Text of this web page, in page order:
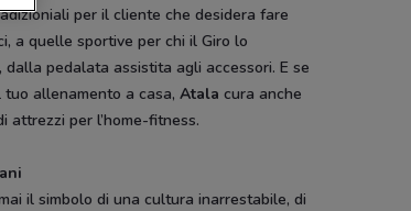
per il cliente che desidera fare
a quelle sportive per chi il Giro lo
dalla pedalata assistita agli accessori. E se
tuo allenamento a casa,Atala cura anche
attrezzi per l’home-fitness.
il simbolo di una cultura inarrestabile, di